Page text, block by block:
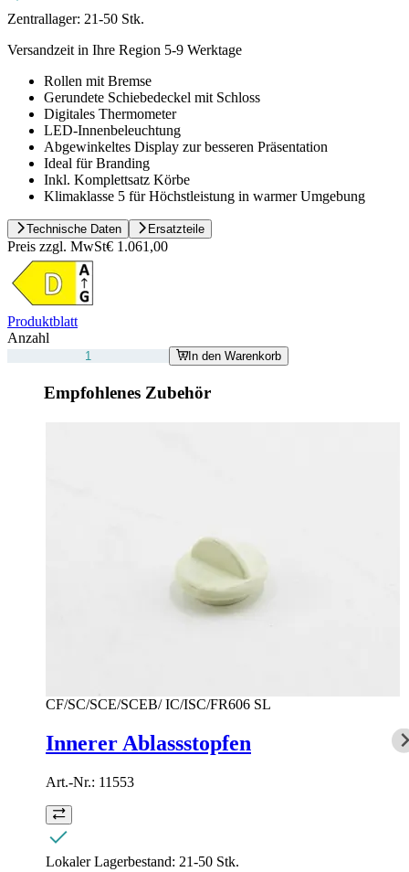
Zentrallager: 21-50 Stk.
Versandzeit in Ihre Region 5-9 Werktage
Rollen mit Bremse
Gerundete Schiebedeckel mit Schloss
Digitales Thermometer
LED-Innenbeleuchtung
Abgewinkeltes Display zur besseren Präsentation
Ideal für Branding
Inkl. Komplettsatz Körbe
Klimaklasse 5 für Höchstleistung in warmer Umgebung
Technische Daten Ersatzteile
Preis zzgl. MwSt€ 1.061,00
Produktblatt
Anzahl
In den Warenkorb
Empfohlenes Zubehör
CF/SC/SCE/SCEB/ IC/ISC/FR606 SL
Innerer Ablassstopfen
Art.-Nr.: 11553
Lokaler Lagerbestand: 21-50 Stk.